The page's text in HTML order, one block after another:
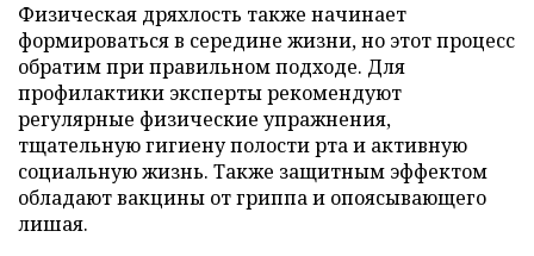
Физическая дряхлость также начинает
формироваться в середине жизни, но этот процесс
обратим при правильном подходе. Для
профилактики эксперты рекомендуют
регулярные физические упражнения,
тщательную гигиену полости рта и активную
социальную жизнь. Также защитным эффектом
обладают вакцины от гриппа и опоясывающего
лишая.